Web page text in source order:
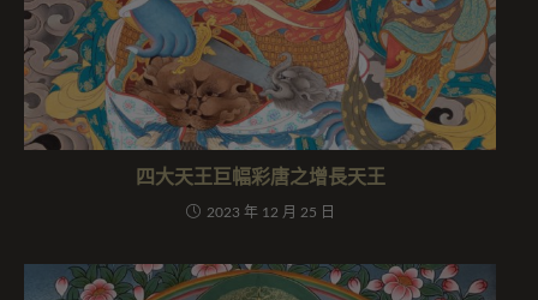
四大天王巨幅彩唐之增長天王
2023 年 12 月 25 日